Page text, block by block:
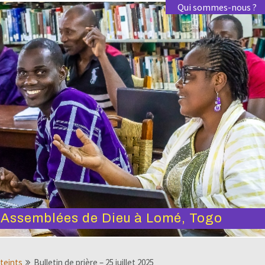
Qui sommes-nous ?
de Dieu à Lomé, Togo
Bulletin de prière – 25 juillet 2025